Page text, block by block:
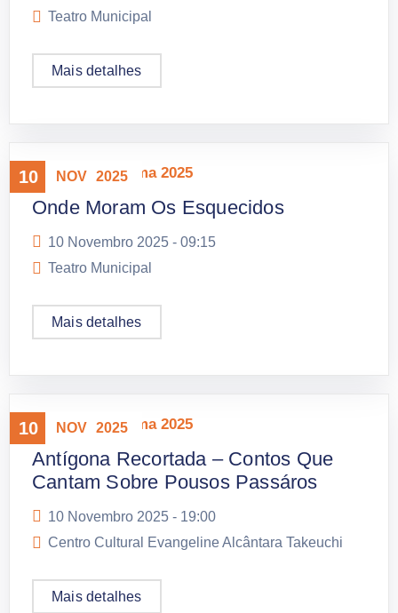
Teatro Municipal
Mais detalhes
10 NOV 2025
Mostra Panorama 2025
Onde Moram Os Esquecidos
10 Novembro 2025 - 09:15
Teatro Municipal
Mais detalhes
10 NOV 2025
Mostra Panorama 2025
Antígona Recortada – Contos Que
Cantam Sobre Pousos Passáros
10 Novembro 2025 - 19:00
Centro Cultural Evangeline Alcântara Takeuchi
Mais detalhes